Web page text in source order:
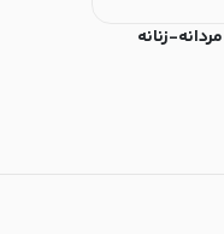
زنانه